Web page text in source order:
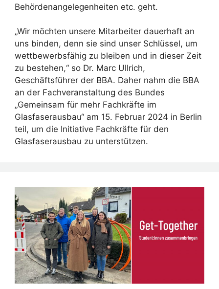
Behördenangelegenheiten etc. geht.
„Wir möchten unsere Mitarbeiter dauerhaft an
uns binden, denn sie sind unser Schlüssel, um
wettbewerbsfähig zu bleiben und in dieser Zeit
zu bestehen,“ so Dr. Marc Ullrich,
Geschäftsführer der BBA. Daher nahm die BBA
an der Fachveranstaltung des Bundes
„Gemeinsam für mehr Fachkräfte im
Glasfaserausbau“ am 15. Februar 2024 in Berlin
teil, um die Initiative Fachkräfte für den
Glasfaserausbau zu unterstützen.